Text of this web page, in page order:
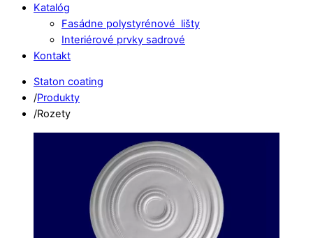
Katalóg
Fasádne polystyrénové lišty
Interiérové prvky sadrové
Kontakt
Close
Menu
Close
Cart
Staton coating
/Produkty
/Rozety